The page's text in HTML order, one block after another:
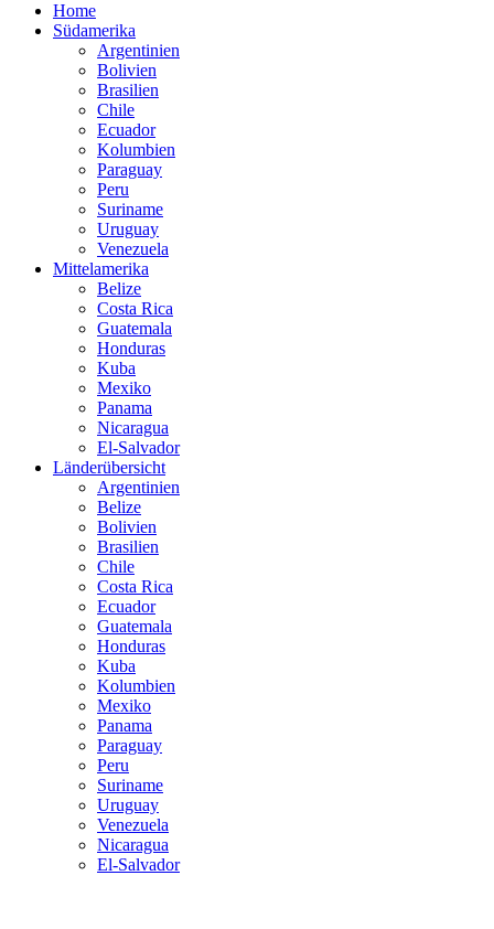
Home
Südamerika
Argentinien
Bolivien
Brasilien
Chile
Ecuador
Kolumbien
Paraguay
Peru
Suriname
Uruguay
Venezuela
Mittelamerika
Belize
Costa Rica
Guatemala
Honduras
Kuba
Mexiko
Panama
Nicaragua
El-Salvador
Länderübersicht
Argentinien
Belize
Bolivien
Brasilien
Chile
Costa Rica
Ecuador
Guatemala
Honduras
Kuba
Kolumbien
Mexiko
Panama
Paraguay
Peru
Suriname
Uruguay
Venezuela
Nicaragua
El-Salvador